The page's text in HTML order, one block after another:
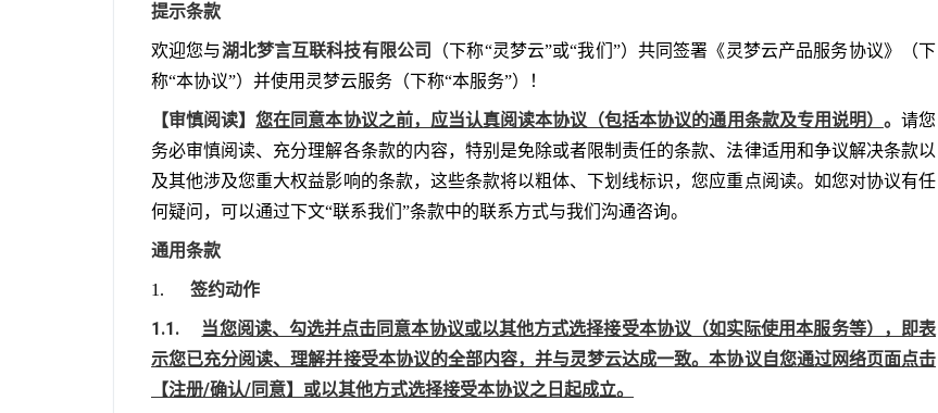
提示条款
欢迎您与湖北梦言互联科技有限公司
（下称“灵梦云”或“我们”）共同签署《灵梦云产品服务协议》（下
称“本协议”）并使用灵梦云服务（下称“本服务”）！
【审慎阅读】您在同意本协议之前，应当认真阅读本协议（包括本协议的通用条款及专用说明） 。 请您
务必审慎阅读、充分理解各条款的内容，特别是免除或者限制责任的条款、法律适用和争议解决条款以
及其他涉及您重大权益影响的条款，这些条款将以粗体、下划线标识，您应重点阅读。如您对协议有任
何疑问，可以通过下文“联系我们”条款中的联系方式与我们沟通咨询。
通用条款
1. 签约动作
1.1. 当您阅读、勾选并点击同意本协议或以其他方式选择接受本协议（如实际使用本服务等），即表
示您已充分阅读、理解并接受本协议的全部内容，并与灵梦云达成一致。本协议自您通过网络页面点击
【注册/确认/同意】或以其他方式选择接受本协议之日起成立。